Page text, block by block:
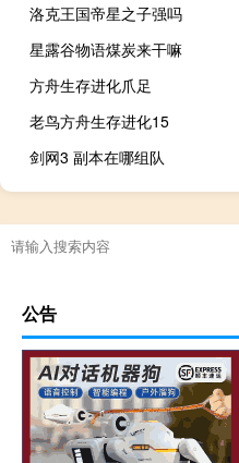
洛克王国帝星之子强吗
星露谷物语煤炭来干嘛
方舟生存进化爪足
老鸟方舟生存进化15
剑网3 副本在哪组队
公告